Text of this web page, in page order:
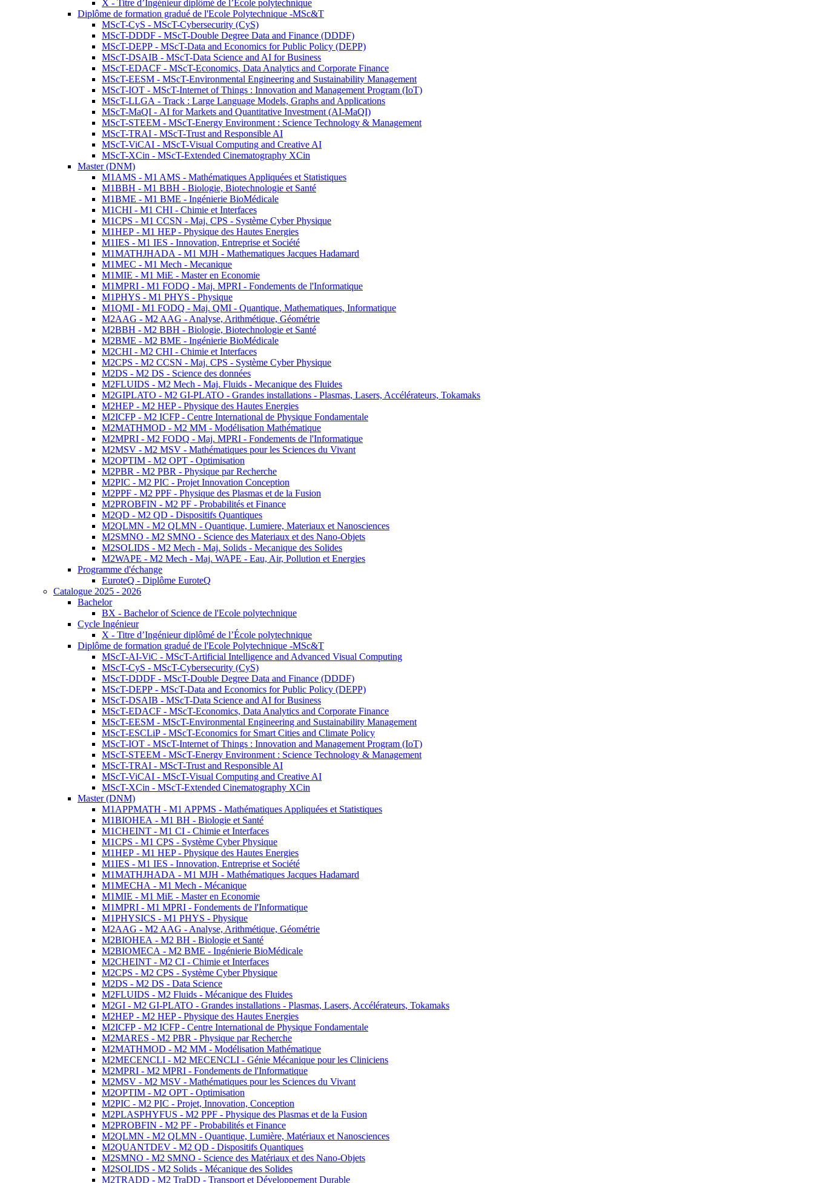
X - Titre d’Ingénieur diplômé de l’École polytechnique
Diplôme de formation gradué de l'Ecole Polytechnique -MSc&T
MScT-CyS - MScT-Cybersecurity (CyS)
MScT-DDDF - MScT-Double Degree Data and Finance (DDDF)
MScT-DEPP - MScT-Data and Economics for Public Policy (DEPP)
MScT-DSAIB - MScT-Data Science and AI for Business
MScT-EDACF - MScT-Economics, Data Analytics and Corporate Finance
MScT-EESM - MScT-Environmental Engineering and Sustainability Management
MScT-IOT - MScT-Internet of Things : Innovation and Management Program (IoT)
MScT-LLGA - Track : Large Language Models, Graphs and Applications
MScT-MaQI - AI for Markets and Quantitative Investment (AI-MaQI)
MScT-STEEM - MScT-Energy Environment : Science Technology & Management
MScT-TRAI - MScT-Trust and Responsible AI
MScT-ViCAI - MScT-Visual Computing and Creative AI
MScT-XCin - MScT-Extended Cinematography XCin
Master (DNM)
M1AMS - M1 AMS - Mathématiques Appliquées et Statistiques
M1BBH - M1 BBH - Biologie, Biotechnologie et Santé
M1BME - M1 BME - Ingénierie BioMédicale
M1CHI - M1 CHI - Chimie et Interfaces
M1CPS - M1 CCSN - Maj. CPS - Système Cyber Physique
M1HEP - M1 HEP - Physique des Hautes Energies
M1IES - M1 IES - Innovation, Entreprise et Société
M1MATHJHADA - M1 MJH - Mathematiques Jacques Hadamard
M1MEC - M1 Mech - Mecanique
M1MIE - M1 MiE - Master en Economie
M1MPRI - M1 FODQ - Maj. MPRI - Fondements de l'Informatique
M1PHYS - M1 PHYS - Physique
M1QMI - M1 FODQ - Maj. QMI - Quantique, Mathematiques, Informatique
M2AAG - M2 AAG - Analyse, Arithmétique, Géométrie
M2BBH - M2 BBH - Biologie, Biotechnologie et Santé
M2BME - M2 BME - Ingénierie BioMédicale
M2CHI - M2 CHI - Chimie et Interfaces
M2CPS - M2 CCSN - Maj. CPS - Système Cyber Physique
M2DS - M2 DS - Science des données
M2FLUIDS - M2 Mech - Maj. Fluids - Mecanique des Fluides
M2GIPLATO - M2 GI-PLATO - Grandes installations - Plasmas, Lasers, Accélérateurs, Tokamaks
M2HEP - M2 HEP - Physique des Hautes Energies
M2ICFP - M2 ICFP - Centre International de Physique Fondamentale
M2MATHMOD - M2 MM - Modélisation Mathématique
M2MPRI - M2 FODQ - Maj. MPRI - Fondements de l'Informatique
M2MSV - M2 MSV - Mathématiques pour les Sciences du Vivant
M2OPTIM - M2 OPT - Optimisation
M2PBR - M2 PBR - Physique par Recherche
M2PIC - M2 PIC - Projet Innovation Conception
M2PPF - M2 PPF - Physique des Plasmas et de la Fusion
M2PROBFIN - M2 PF - Probabilités et Finance
M2QD - M2 QD - Dispositifs Quantiques
M2QLMN - M2 QLMN - Quantique, Lumiere, Materiaux et Nanosciences
M2SMNO - M2 SMNO - Science des Materiaux et des Nano-Objets
M2SOLIDS - M2 Mech - Maj. Solids - Mecanique des Solides
M2WAPE - M2 Mech - Maj. WAPE - Eau, Air, Pollution et Energies
Programme d'échange
EuroteQ - Diplôme EuroteQ
Catalogue 2025 - 2026
Bachelor
BX - Bachelor of Science de l'Ecole polytechnique
Cycle Ingénieur
X - Titre d’Ingénieur diplômé de l’École polytechnique
Diplôme de formation gradué de l'Ecole Polytechnique -MSc&T
MScT-AI-ViC - MScT-Artificial Intelligence and Advanced Visual Computing
MScT-CyS - MScT-Cybersecurity (CyS)
MScT-DDDF - MScT-Double Degree Data and Finance (DDDF)
MScT-DEPP - MScT-Data and Economics for Public Policy (DEPP)
MScT-DSAIB - MScT-Data Science and AI for Business
MScT-EDACF - MScT-Economics, Data Analytics and Corporate Finance
MScT-EESM - MScT-Environmental Engineering and Sustainability Management
MScT-ESCLiP - MScT-Economics for Smart Cities and Climate Policy
MScT-IOT - MScT-Internet of Things : Innovation and Management Program (IoT)
MScT-STEEM - MScT-Energy Environment : Science Technology & Management
MScT-TRAI - MScT-Trust and Responsible AI
MScT-ViCAI - MScT-Visual Computing and Creative AI
MScT-XCin - MScT-Extended Cinematography XCin
Master (DNM)
M1APPMATH - M1 APPMS - Mathématiques Appliquées et Statistiques
M1BIOHEA - M1 BH - Biologie et Santé
M1CHEINT - M1 CI - Chimie et Interfaces
M1CPS - M1 CPS - Système Cyber Physique
M1HEP - M1 HEP - Physique des Hautes Energies
M1IES - M1 IES - Innovation, Entreprise et Société
M1MATHJHADA - M1 MJH - Mathématiques Jacques Hadamard
M1MECHA - M1 Mech - Mécanique
M1MIE - M1 MiE - Master en Economie
M1MPRI - M1 MPRI - Fondements de l'Informatique
M1PHYSICS - M1 PHYS - Physique
M2AAG - M2 AAG - Analyse, Arithmétique, Géométrie
M2BIOHEA - M2 BH - Biologie et Santé
M2BIOMECA - M2 BME - Ingénierie BioMédicale
M2CHEINT - M2 CI - Chimie et Interfaces
M2CPS - M2 CPS - Système Cyber Physique
M2DS - M2 DS - Data Science
M2FLUIDS - M2 Fluids - Mécanique des Fluides
M2GI - M2 GI-PLATO - Grandes installations - Plasmas, Lasers, Accélérateurs, Tokamaks
M2HEP - M2 HEP - Physique des Hautes Energies
M2ICFP - M2 ICFP - Centre International de Physique Fondamentale
M2MARES - M2 PBR - Physique par Recherche
M2MATHMOD - M2 MM - Modélisation Mathématique
M2MECENCLI - M2 MECENCLI - Génie Mécanique pour les Cliniciens
M2MPRI - M2 MPRI - Fondements de l'Informatique
M2MSV - M2 MSV - Mathématiques pour les Sciences du Vivant
M2OPTIM - M2 OPT - Optimisation
M2PIC - M2 PIC - Projet, Innovation, Conception
M2PLASPHYFUS - M2 PPF - Physique des Plasmas et de la Fusion
M2PROBFIN - M2 PF - Probabilités et Finance
M2QLMN - M2 QLMN - Quantique, Lumière, Matériaux et Nanosciences
M2QUANTDEV - M2 QD - Dispositifs Quantiques
M2SMNO - M2 SMNO - Science des Matériaux et des Nano-Objets
M2SOLIDS - M2 Solids - Mécanique des Solides
M2TRADD - M2 TraDD - Transport et Développement Durable